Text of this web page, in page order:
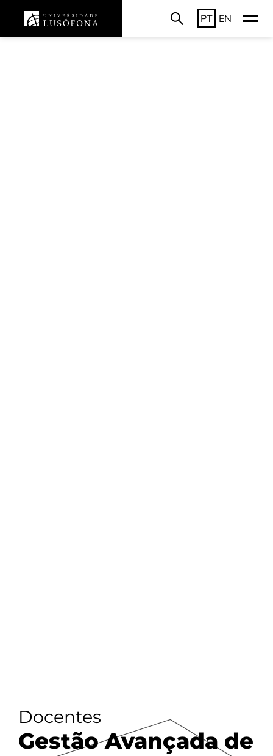
PT EN
Docentes
Gestão Avançada de